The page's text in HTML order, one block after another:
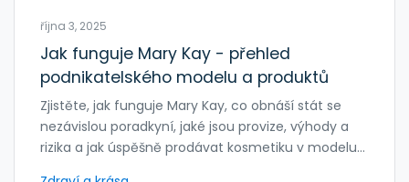
října 3, 2025
Jak funguje Mary Kay - přehled
podnikatelského modelu a produktů
Zjistěte, jak funguje Mary Kay, co obnáší stát se
nezávislou poradkyní, jaké jsou provize, výhody a
rizika a jak úspěšně prodávat kosmetiku v modelu